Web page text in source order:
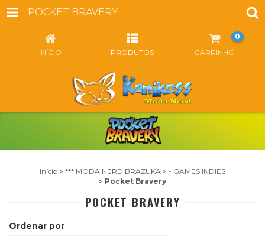
POCKET BRAVERY
INÍCIO PRODUTOS CARRINHO
0
Início > *** MODA NERD BRAZUKA > - GAMES INDIES
> Pocket Bravery
POCKET BRAVERY
Ordenar por